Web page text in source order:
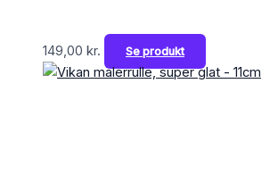
149,00 kr. Se produkt